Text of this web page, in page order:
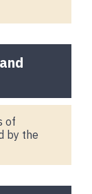
of
by the